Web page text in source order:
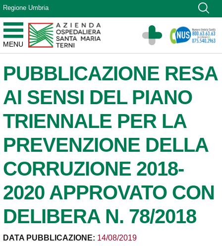
Vai ai contenuti
Vai al menu di navigazione
Vai al footer
Regione Umbria
MENU
Azienda Ospedaliera Santa Maria di Terni
Sito Istituzionale
PUBBLICAZIONE RESA
AI SENSI DEL PIANO
TRIENNALE PER LA
PREVENZIONE DELLA
CORRUZIONE 2018-
2020 APPROVATO CON
DELIBERA N. 78/2018
DATA PUBBLICAZIONE: 14/08/2019